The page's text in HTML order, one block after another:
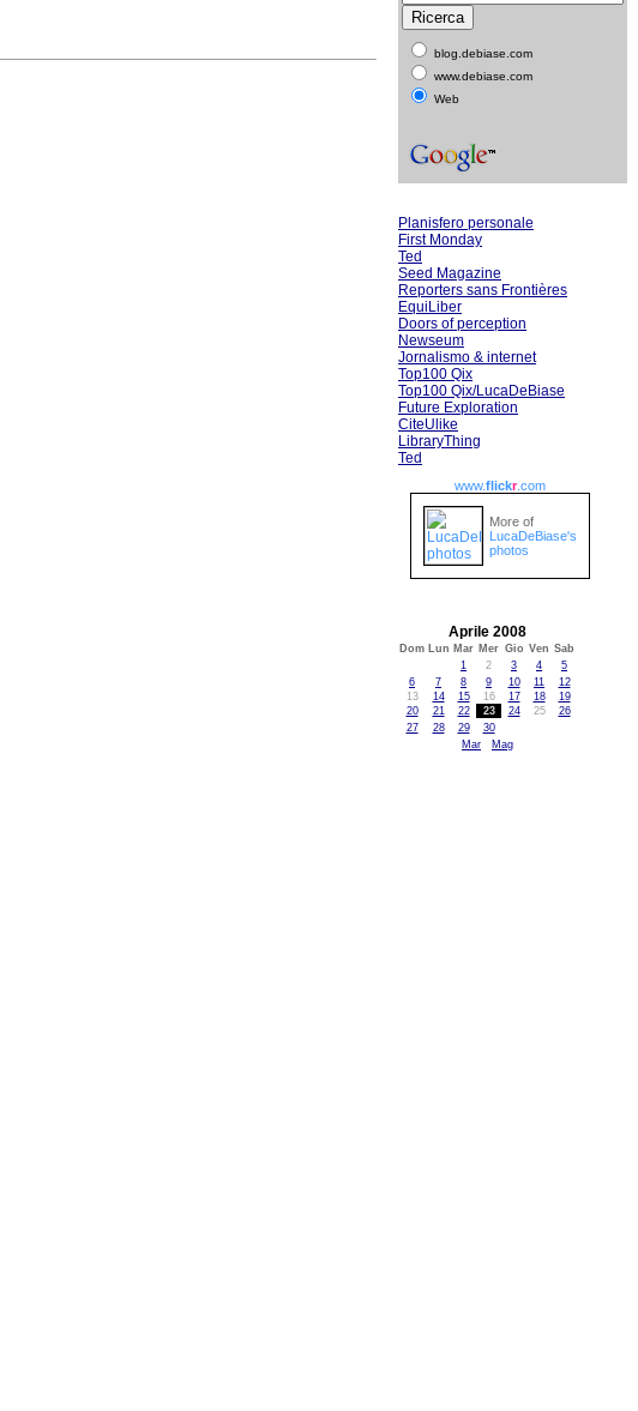
blog.debiase.com
www.debiase.com
Web
Planisfero personale
First Monday
Ted
Seed Magazine
Reporters sans Frontières
EquiLiber
Doors of perception
Newseum
Jornalismo & internet
Top100 Qix
Top100 Qix/LucaDeBiase
Future Exploration
CiteUlike
LibraryThing
Ted
www.flickr.com
More of
LucaDeBiase's
photos
Aprile 2008
Dom Lun Mar Mer Gio Ven Sab
1
2 3 4
5
6
7 8 9 10 11
12
13
14 15 16 17 18
19
20
21 22 23 24 25
26
27
28 29
30
Mar
Mag